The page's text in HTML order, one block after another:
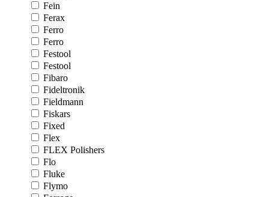
Fein
Ferax
Ferro
Ferro
Festool
Festool
Fibaro
Fideltronik
Fieldmann
Fiskars
Fixed
Flex
FLEX Polishers
Flo
Fluke
Flymo